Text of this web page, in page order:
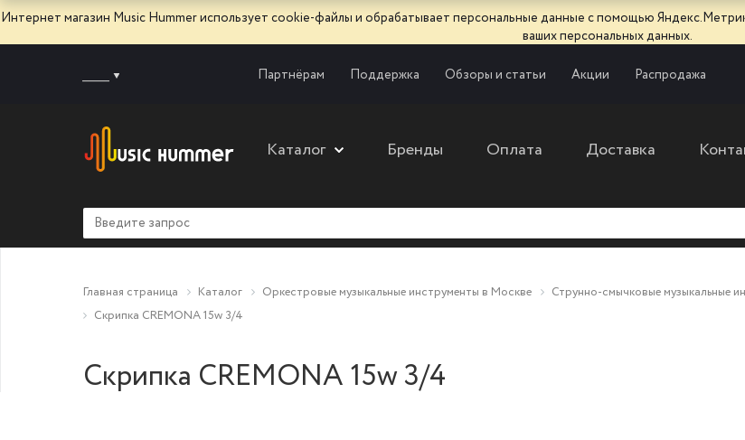
Интернет магазин Music Hummer использует сооkie-файлы и обрабатывает персональные данные с помощью
ваших персональных данных.
Партнёрам Поддержка Обзоры и статьи Акции Распродажа
Каталог Бренды Оплата Доставка
Главная страница Каталог Оркестровые музыкальные инструменты в Москве Струнно-смычковые музыкальные
Скрипка CREMONA 15w 3/4
Скрипка CREMONA 15w 3/4